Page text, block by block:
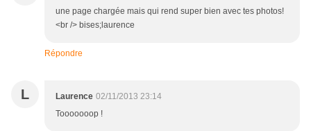
une page chargée mais qui rend super bien avec tes photos!
<br /> bises;laurence
Répondre
L Laurence 02/11/2013 23:14
Tooooooop !